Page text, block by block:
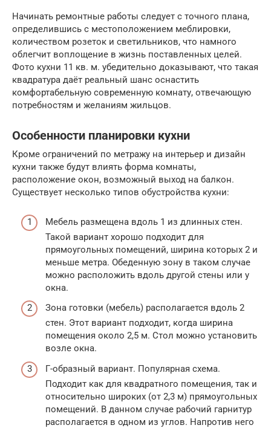
Начинать ремонтные работы следует с точного плана,
определившись с местоположением меблировки,
количеством розеток и светильников, что намного
облегчит воплощение в жизнь поставленных целей.
Фото кухни 11 кв. м. убедительно доказывают, что такая
квадратура даёт реальный шанс оснастить
комфортабельную современную комнату, отвечающую
потребностям и желаниям жильцов.
Особенности планировки кухни
Кроме ограничений по метражу на интерьер и дизайн
кухни также будут влиять форма комнаты,
расположение окон, возможный выход на балкон.
Существует несколько типов обустройства кухни:
Мебель размещена вдоль 1 из длинных стен.
Такой вариант хорошо подходит для
прямоугольных помещений, ширина которых 2 и
меньше метра. Обеденную зону в таком случае
можно расположить вдоль другой стены или у
окна.
Зона готовки (мебель) располагается вдоль 2
стен. Этот вариант подходит, когда ширина
помещения около 2,5 м. Стол можно установить
возле окна.
Г-образный вариант. Популярная схема.
Подходит как для квадратного помещения, так и
относительно широких (от 2,3 м) прямоугольных
помещений. В данном случае рабочий гарнитур
располагается в одном из углов. Напротив него